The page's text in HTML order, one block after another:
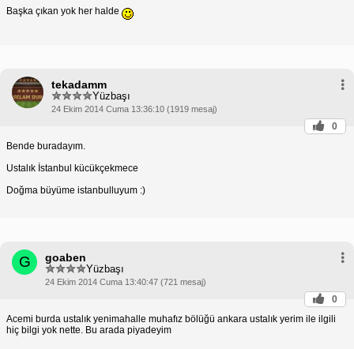
Başka çıkan yok her halde
tekadamm
Yüzbaşı
24 Ekim 2014 Cuma 13:36:10 (1919 mesaj)
0
Bende buradayım.
Ustalık İstanbul kücükçekmece
Doğma büyüme istanbulluyum :)
G goaben
Yüzbaşı
24 Ekim 2014 Cuma 13:40:47 (721 mesaj)
0
Acemi burda ustalık yenimahalle muhafız bölüğü ankara ustalık yerim ile ilgili
hiç bilgi yok nette. Bu arada piyadeyim